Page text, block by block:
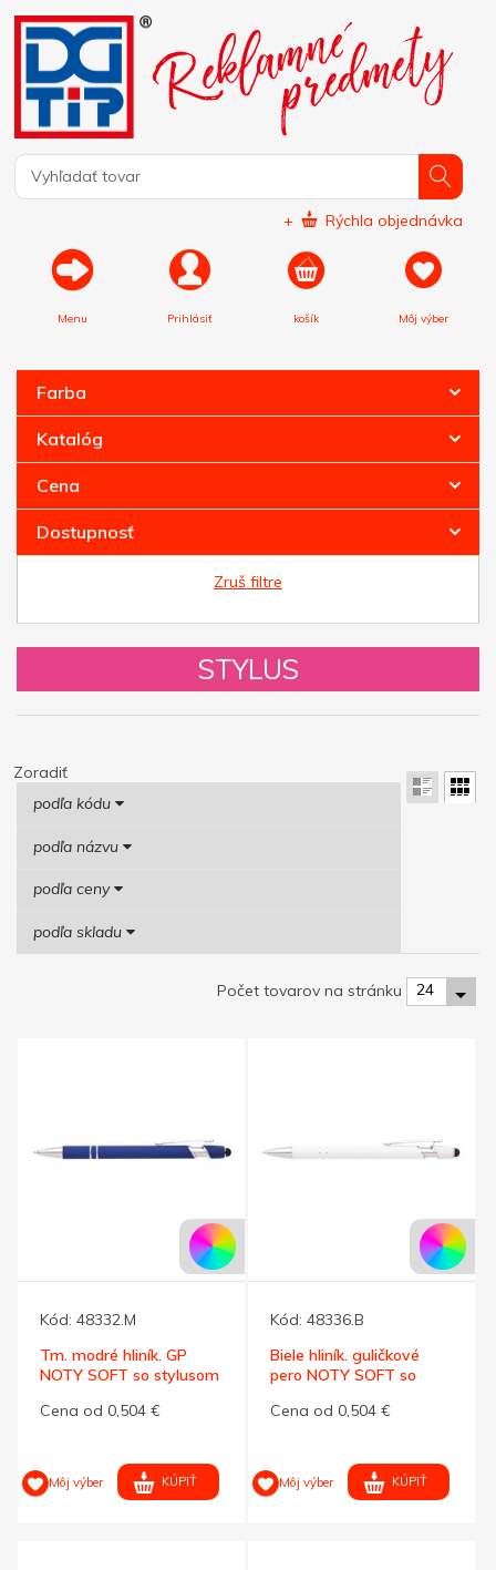
+ Rýchla objednávka
Menu Prihlásiť košík Môj výber
Farba
Katalóg
Cena
Dostupnosť
Zruš filtre
STYLUS
Zoradiť
podľa kódu
podľa názvu
podľa ceny
podľa skladu
Počet tovarov na stránku 24
Kód: 48332.M
Tm. modré hliník. GP
NOTY SOFT so stylusom
Cena od 0,504 €
Môj výber KÚPIŤ
Kód: 48336.B
Biele hliník. guličkové
pero NOTY SOFT so
Cena od 0,504 €
Môj výber KÚPIŤ